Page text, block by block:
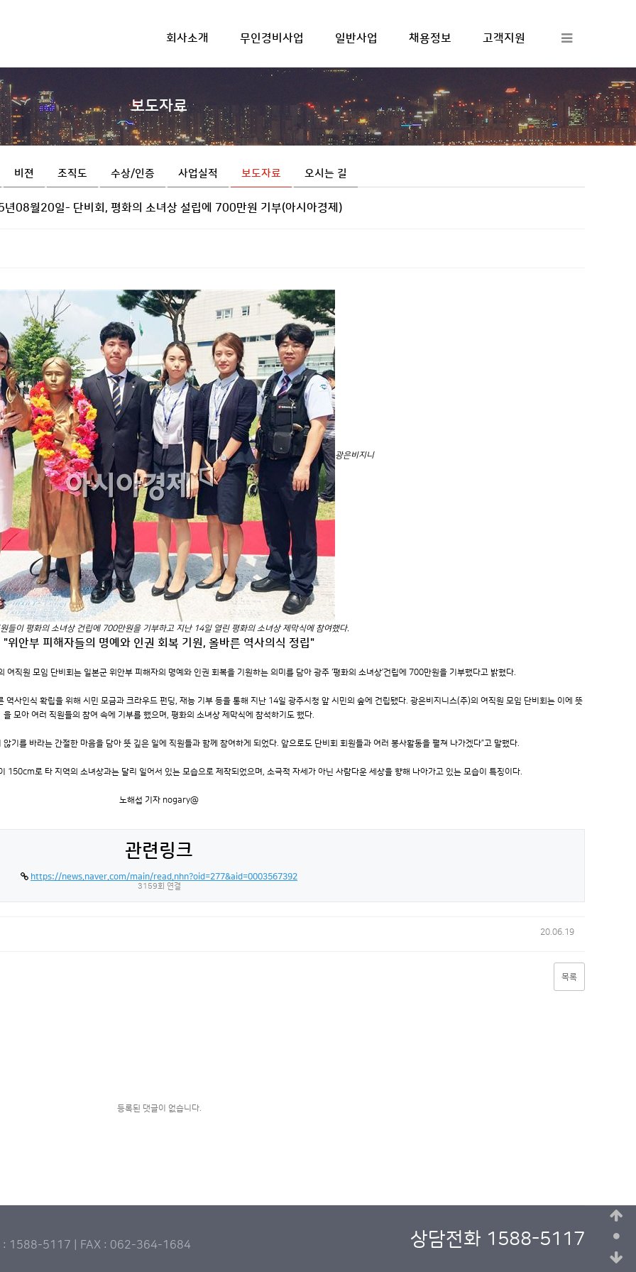
회사소개
무인경비사업
일반사업
채용정보
고객지원
보도자료
비젼 조직도 수상/인증 사업실적 보도자료 오시는 길
08월20일- 단비회, 평화의 소녀상 설립에 700만원 기부(아시아경제)
광은비지니
들이 평화의 소녀상 건립에 700만원을 기부하고 지난 14일 열린 평화의 소녀상 제막식에 참여했다.
"위안부 피해자들의 명예와 인권 회복 기원, 올바른 역사의식 정립"
직원 모임 단비회는 일본군 위안부 피해자의 명예와 인권 회복을 기원하는 의미를 담아 광주 ‘평화의 소녀상’건립에 700만원을 기부했다고 밝혔다.
사인식 확립을 위해 시민 모금과 크라우드 펀딩, 재능 기부 등을 통해 지난 14일 광주시청 앞 시민의 숲에 건립됐다. 광은비지니스(주)의 여직원 모임 단비회는 이에 뜻
을 모아 여러 직원들의 참여 속에 기부를 했으며, 평화의 소녀상 제막식에 참석하기도 했다.
기를 바라는 간절한 마음을 담아 뜻 깊은 일에 직원들과 함께 참여하게 되었다. 앞으로도 단비회 회원들과 여러 봉사활동을 펼쳐 나가겠다”고 말했다.
150cm로 타 지역의 소녀상과는 달리 일어서 있는 모습으로 제작되었으며, 소극적 자세가 아닌 사람다운 세상을 향해 나아가고 있는 모습이 특징이다.
노해섭 기자 nogary@
관련링크
https://news.naver.com/main/read.nhn?oid=277&aid=0003567392
3159회 연결
20.06.19
목록
등록된 댓글이 없습니다.
: 1588-5117 | FAX : 062-364-1684 상담전화 1588-5117